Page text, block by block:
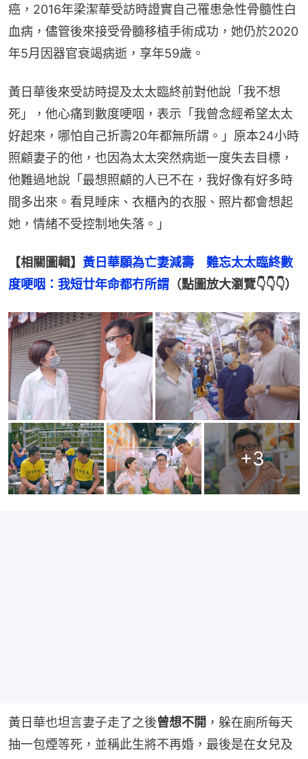
癌，2016年梁潔華受訪時證實自己罹患急性骨髓性白
血病，儘管後來接受骨髓移植手術成功，她仍於2020
年5月因器官衰竭病逝，享年59歲。
黃日華後來受訪時提及太太臨終前對他說「我不想
死」，他心痛到數度哽咽，表示「我曾念經希望太太
好起來，哪怕自己折壽20年都無所謂。」原本24小時
照顧妻子的他，也因為太太突然病逝一度失去目標，
他難過地說「最想照顧的人已不在，我好像有好多時
間多出來。看見睡床、衣櫃內的衣服、照片都會想起
她，情緒不受控制地失落。」
【相關圖輯】 黃日華願為亡妻減壽　難忘太太臨終數
度哽咽：我短廿年命都冇所謂 （點圖放大瀏覽👇👇👇）
+3
黃日華也坦言妻子走了之後曾想不開 ，躲在廁所每天
抽一包煙等死，並稱此生將不再婚，最後是在女兒及